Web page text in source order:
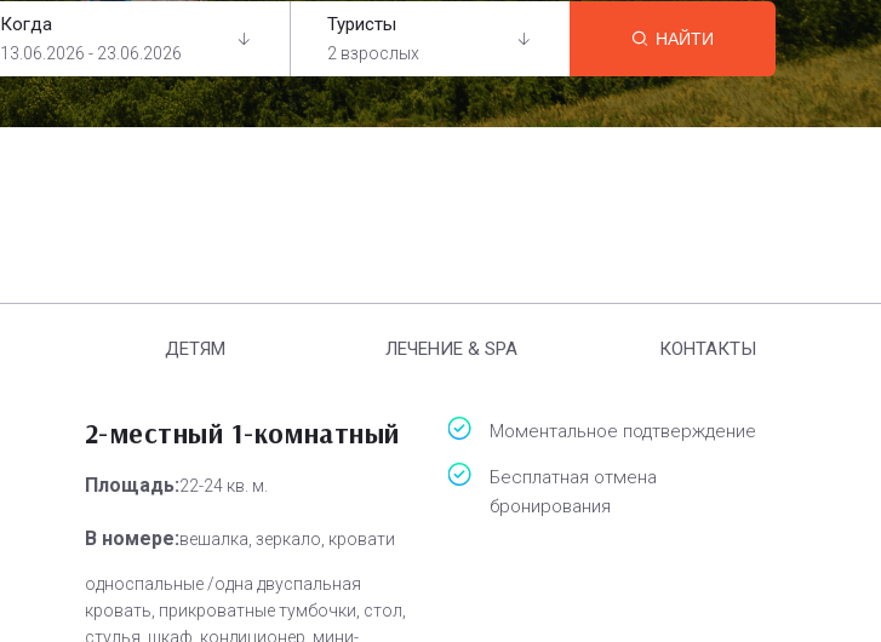
Когда
13.06.2026 - 23.06.2026
Туристы
2 взрослых
НАЙТИ
ДЕТЯМ ЛЕЧЕНИЕ & SPA КОНТАКТЫ
2-местный 1-комнатный
Площадь:22-24 кв. м.
В номере:вешалка, зеркало, кровати
односпальные /одна двуспальная
кровать, прикроватные тумбочки, стол,
стулья, шкаф, кондиционер, мини-
Моментальное подтверждение
Бесплатная отмена
бронирования